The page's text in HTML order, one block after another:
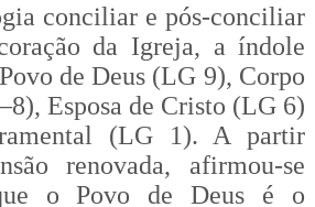
conciliar e pós-conciliar
da Igreja, a índole
de Deus (LG 9), Corpo
Esposa de Cristo (LG 6)
(LG 1). A partir
renovada, afirmou-se
o Povo de Deus é o